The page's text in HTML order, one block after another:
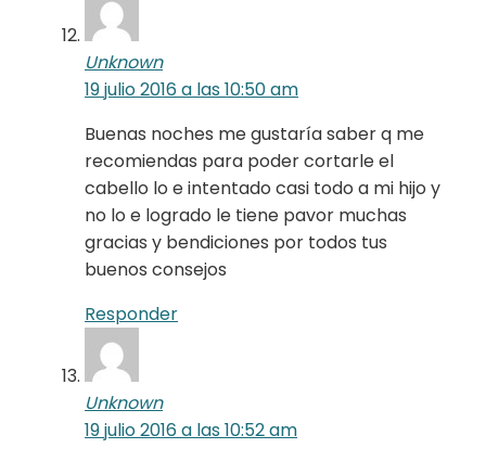
Unknown
19 julio 2016 a las 10:50 am
Buenas noches me gustaría saber q me
recomiendas para poder cortarle el
cabello lo e intentado casi todo a mi hijo y
no lo e logrado le tiene pavor muchas
gracias y bendiciones por todos tus
buenos consejos
Responder
Unknown
19 julio 2016 a las 10:52 am